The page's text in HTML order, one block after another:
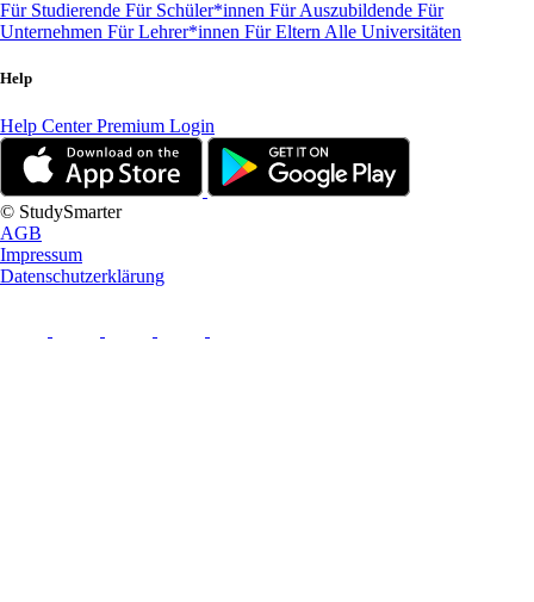
Für Studierende Für Schüler*innen Für Auszubildende Für
Unternehmen Für Lehrer*innen Für Eltern Alle Universitäten
Help
Help CenterPremium Login
© StudySmarter
AGB
Impressum
Datenschutzerklärung